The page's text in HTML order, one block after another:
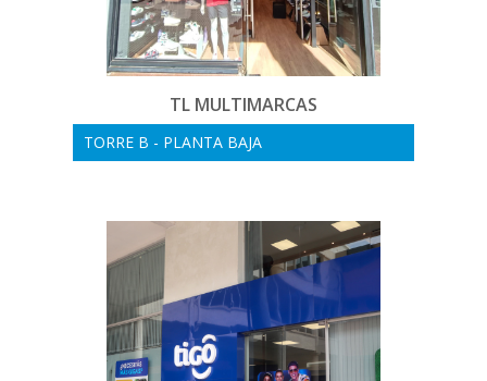
TL MULTIMARCAS
TORRE B - PLANTA BAJA